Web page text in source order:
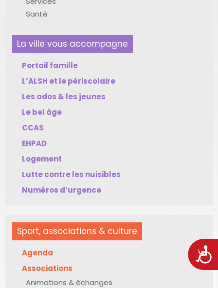
Santé
La ville vous accompagne
Portail famille
L’ALSH et le périscolaire
Les ados & les jeunes
Le bel âge
CCAS
EHPAD
Logement
Lutte contre les nuisibles
Numéros d’urgence
Sport, associations & culture
Agenda
Associations
Animations & échanges